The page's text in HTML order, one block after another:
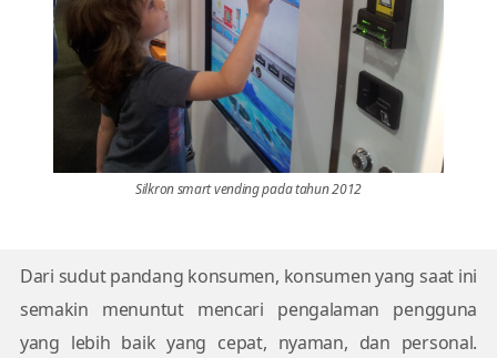
Silkron smart vending pada tahun 2012
Dari sudut pandang konsumen, konsumen yang saat ini
semakin menuntut mencari pengalaman pengguna
yang lebih baik yang cepat, nyaman, dan personal.